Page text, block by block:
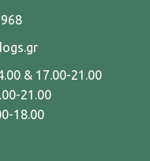
& 17.00-21.00
21.00
18.00